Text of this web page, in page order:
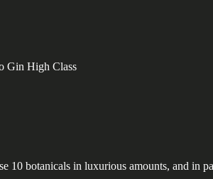
Gin High Class
10 botanicals in luxurious amounts, and in